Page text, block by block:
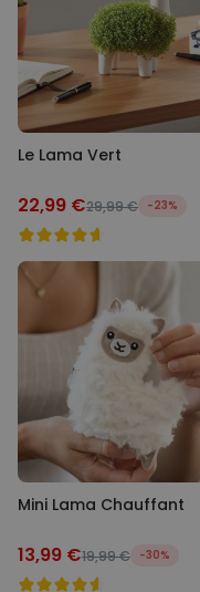
Le Lama Vert
22,99 €29,99 € -23%
Mini Lama Chauffant
13,99 €19,99 € -30%